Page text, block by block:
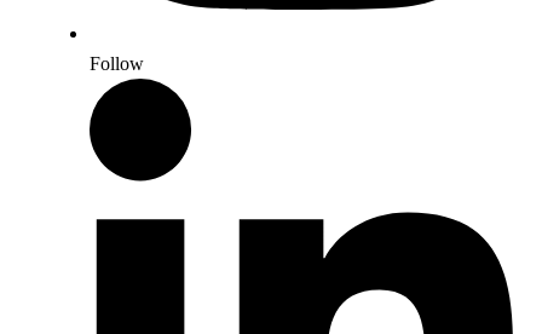
Follow